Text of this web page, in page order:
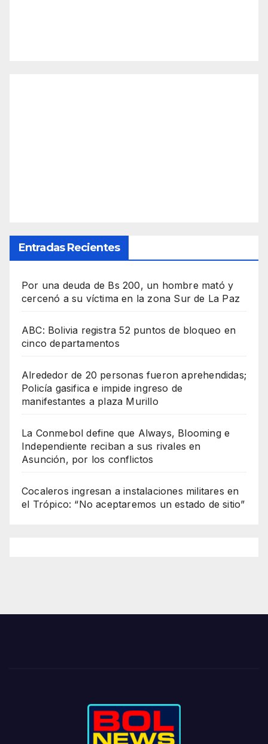
Entradas Recientes
Por una deuda de Bs 200, un hombre mató y
cercenó a su víctima en la zona Sur de La Paz
ABC: Bolivia registra 52 puntos de bloqueo en
cinco departamentos
Alrededor de 20 personas fueron aprehendidas;
Policía gasifica e impide ingreso de
manifestantes a plaza Murillo
La Conmebol define que Always, Blooming e
Independiente reciban a sus rivales en
Asunción, por los conflictos
Cocaleros ingresan a instalaciones militares en
el Trópico: “No aceptaremos un estado de sitio”